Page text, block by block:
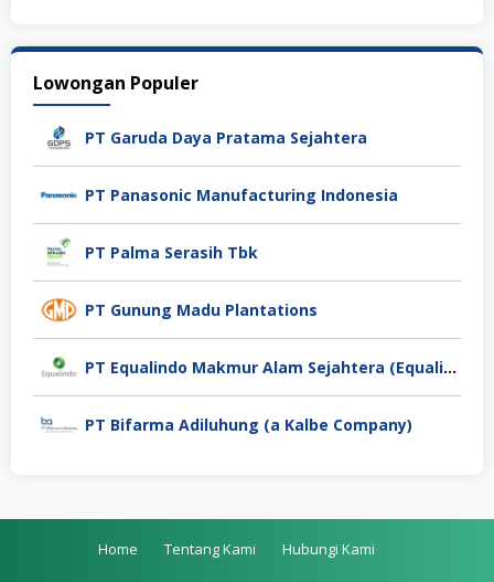
Lowongan Populer
PT Garuda Daya Pratama Sejahtera
PT Panasonic Manufacturing Indonesia
PT Palma Serasih Tbk
PT Gunung Madu Plantations
PT Equalindo Makmur Alam Sejahtera (Equalindo Group)
PT Bifarma Adiluhung (a Kalbe Company)
Home Tentang Kami Hubungi Kami